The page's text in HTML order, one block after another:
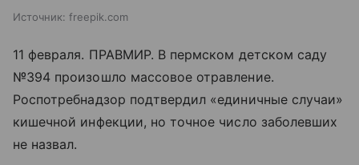
Источник: freepik.com
11 февраля. ПРАВМИР. В пермском детском саду
№394 произошло массовое отравление.
Роспотребнадзор подтвердил «единичные случаи»
кишечной инфекции, но точное число заболевших
не назвал.